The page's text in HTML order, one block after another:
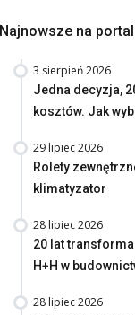
Najnowsze na
3 sierpień 2026
Jedna decyzja,
kosztów. Jak
29 lipiec 2026
Rolety
klimatyzator
28 lipiec 2026
20 lat
H+H w
28 lipiec 2026